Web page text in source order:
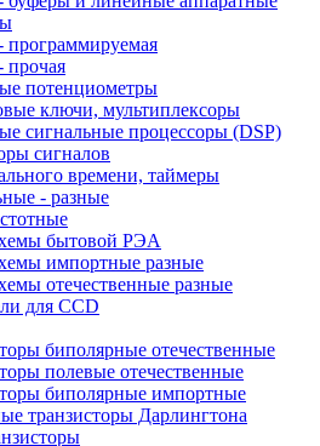
программируемая
прочая
потенциометры
ключи, мультиплексоры
сигнальные процессоры (DSP)
сигналов
времени, таймеры
- разные
бытовой РЭА
импортные разные
отечественные разные
для CCD
биполярные отечественные
полевые отечественные
биполярные импортные
транзисторы Дарлингтона